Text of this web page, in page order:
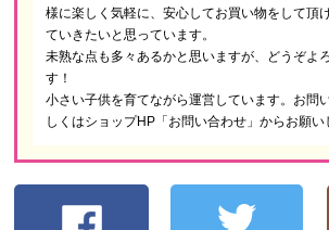
様に楽しく気軽に、安心してお買い物をして頂
ていきたいと思っています。
未熟な点も多々あるかと思いますが、どうぞよ
す！
小さい子供を育てながら運営しています。お問
しくはショップHP「お問い合わせ」からお願い